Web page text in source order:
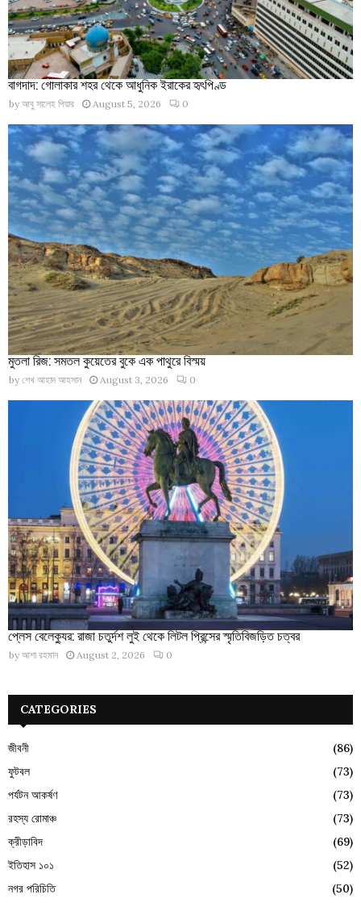
বাগদাদ: গোলাকার শহর থেকে আধুনিক ইরাকের হৃৎপিণ্ড
by আবু সালেহ পিয়ার August 5, 2026 0
মুতলা রিজ: সমতল কুয়েতের বুকে এক পাথুরে বিস্ময়
by শেখ আহাদ আহসান August 3, 2026 0
প্লেস বেলেক্যুর: রাজা চতুর্দশ লুই থেকে লিটল প্রিন্সের স্মৃতিবিজড়িত চত্বর
by আশা রহমান August 2, 2026 0
CATEGORIES
জীবনী
(86)
ফুটবল
(73)
পর্যটন আকর্ষণ
(73)
রহস্য রোমাঞ্চ
(73)
ক্রীড়াবিদ
(69)
ইতিহাস ১০১
(52)
নগর পরিচিতি
(50)